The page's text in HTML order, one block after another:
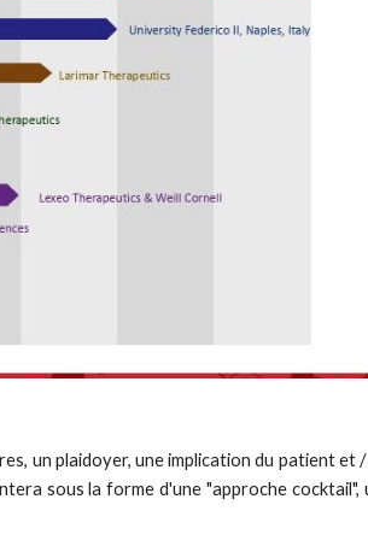
un plaidoyer, une implication du patient et
sous la forme d'une "approche cocktail",